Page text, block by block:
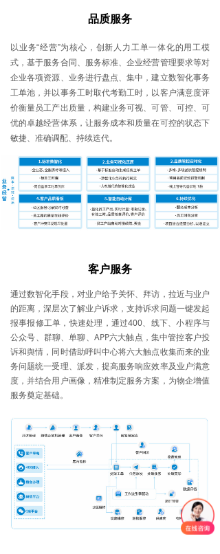
品质服务
以业务“经营”为核心，创新人力工单一体化的用工模
式，基于服务合同、服务标准、企业经营管理要求等对
企业各项资源、业务进行盘点、集中，建立数智化事务
工单池，并以事务工时取代考勤工时，以客户满意度评
价衡量员工产出质量，构建业务可视、可管、可控、可
优的卓越经营体系，让服务成本和质量在可控的状态下
敏捷、准确调配、持续迭代。
客户服务
通过数智化手段，对业户给予关怀、拜访，拉近与业户
的距离，深层次了解业户诉求，支持诉求问题一键发起
报事报修工单，快速处理，通过400、线下、小程序与
公众号、群聊、单聊、APP六大触点，集中管控客户投
诉和舆情，同时借助呼叫中心将六大触点收集而来的业
务问题统一受理、派发，提高服务响应效率及业户满意
度，并结合用户画像，精准制定服务方案，为物企增值
服务奠定基础。